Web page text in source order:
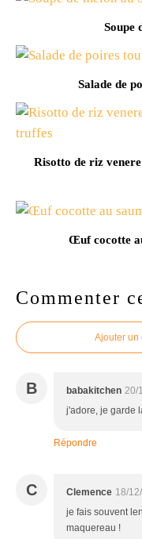
Soupe
Salade de
Risotto de riz
Œuf cocotte
Commenter
Ajouter un
B babakitchen 20/
j'adore, je garde
Répondre
C Clemence 18/
je fais souvent
maquereau !